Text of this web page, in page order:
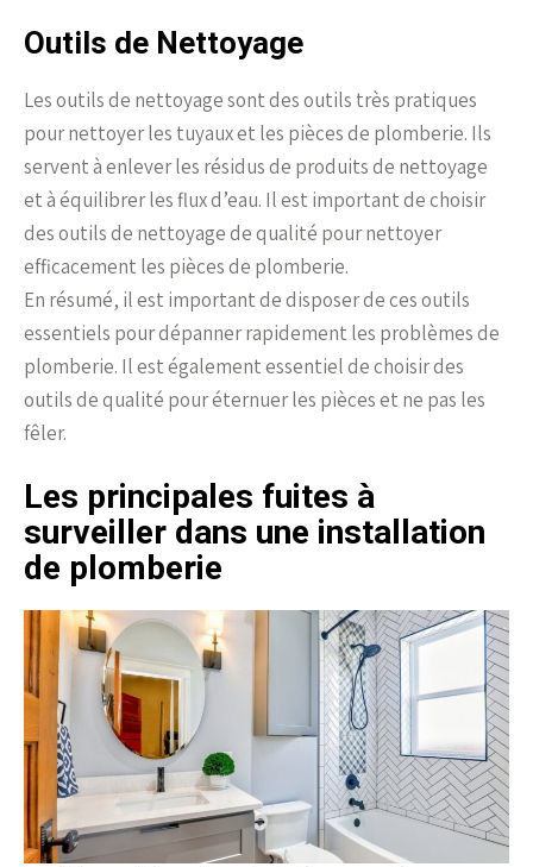
Outils de Nettoyage
Les outils de nettoyage sont des outils très pratiques
pour nettoyer les tuyaux et les pièces de plomberie. Ils
servent à enlever les résidus de produits de nettoyage
et à équilibrer les flux d’eau. Il est important de choisir
des outils de nettoyage de qualité pour nettoyer
efficacement les pièces de plomberie.
En résumé, il est important de disposer de ces outils
essentiels pour dépanner rapidement les problèmes de
plomberie. Il est également essentiel de choisir des
outils de qualité pour éternuer les pièces et ne pas les
fêler.
Les principales fuites à
surveiller dans une installation
de plomberie